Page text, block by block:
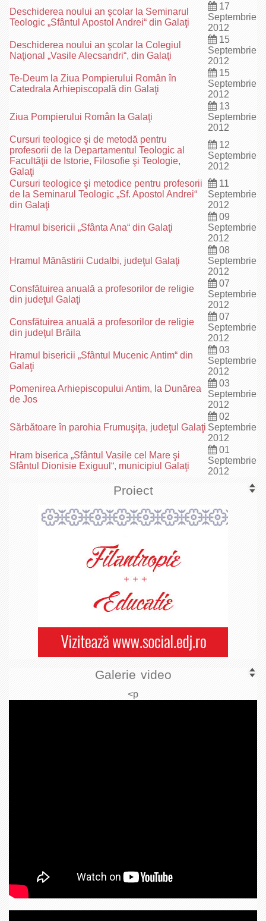
Deschiderea noului an şcolar la Seminarul
Teologic „Sfântul Apostol Andrei“ din Galaţi
17
Septembrie
2012
Deschiderea noului an şcolar la Colegiul
Naţional „Vasile Alecsandri“, din Galaţi
15
Septembrie
2012
Te-Deum la Ziua Pompierului Român în
Catedrala Arhiepiscopală din Galaţi
15
Septembrie
2012
Ziua Pompierului Român la Galaţi
13
Septembrie
2012
Cursuri teologice şi de metodă pentru
profesorii de la Departamentul Teologic al
Facultăţii de Istorie, Filosofie şi Teologie,
Galaţi
12
Septembrie
2012
Cursuri teologice şi metodice pentru profesorii
de la Seminarul Teologic „Sf. Apostol Andrei“
din Galaţi
11
Septembrie
2012
Hramul bisericii „Sfânta Ana“ din Galaţi
09
Septembrie
2012
Hramul Mănăstirii Cudalbi, judeţul Galaţi
08
Septembrie
2012
Consfătuirea anuală a profesorilor de religie
din judeţul Galaţi
07
Septembrie
2012
Consfătuirea anuală a profesorilor de religie
din judeţul Brăila
07
Septembrie
2012
Hramul bisericii „Sfântul Mucenic Antim“ din
Galaţi
03
Septembrie
2012
Pomenirea Arhiepiscopului Antim, la Dunărea
de Jos
03
Septembrie
2012
Sărbătoare în parohia Frumuşiţa, judeţul Galaţi
02
Septembrie
2012
Hram biserica „Sfântul Vasile cel Mare şi
Sfântul Dionisie Exiguul“, municipiul Galaţi
01
Septembrie
2012
Proiect
Galerie video
<p